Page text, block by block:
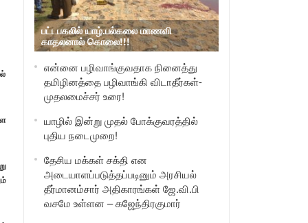
பட்டபகலில் யாழ்.பல்கலை மாணவி
காதலனால் கொலை!!!
என்னை பழிவாங்குவதாக நினைத்து
தமிழினத்தை பழிவாங்கி விடாதீர்கள்-
முதலமைச்சர் உரை!
யாழில் இன்று முதல் போக்குவரத்தில்
புதிய நடைமுறை!
தேசிய மக்கள் சக்தி என
அடையாளப்படுத்தப்படினும் அரசியல்
தீர்மானம்சார் அதிகாரங்கள் ஜே.வி.பி
வசமே உள்ளன – கஜேந்திரகுமார்